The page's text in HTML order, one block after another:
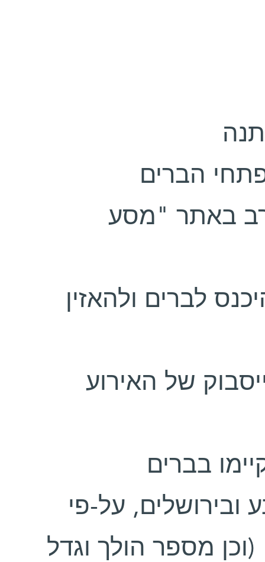
הערב באתר "מסע
לברים ולהאזין
שהתקיימו בברים
על-פי
מספר הולך וגדל